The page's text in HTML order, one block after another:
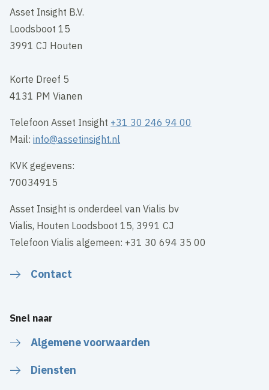
Asset Insight B.V.
Loodsboot 15
3991 CJ Houten
Korte Dreef 5
4131 PM Vianen
Telefoon Asset Insight +31 30 246 94 00
Mail:info@assetinsight.nl
KVK gegevens:
70034915
Asset Insight is onderdeel van Vialis bv
Vialis, Houten Loodsboot 15, 3991 CJ
Telefoon Vialis algemeen: +31 30 694 35 00
Contact
Snel naar
Algemene voorwaarden
Diensten